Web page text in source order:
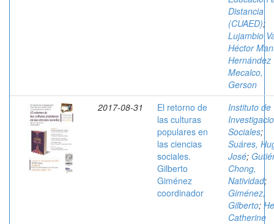
Distancia
(CUAED);
Lujambio
Héctor
Hernández
Mecalco,
Gerson
2017-08-31
El retorno de
las culturas
populares en
las ciencias
sociales.
Gilberto
Giménez
coordinador
Instituto de
Sociales;
Suáres,
José;
Chong,
Natividad;
Giménez,
Gilberto;
Catherine